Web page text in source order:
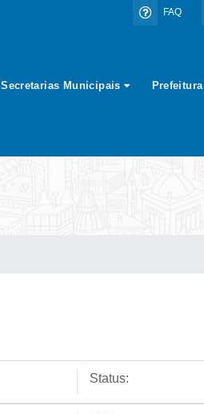
FAQ
Secretarias Municipais Prefeitura
Status: